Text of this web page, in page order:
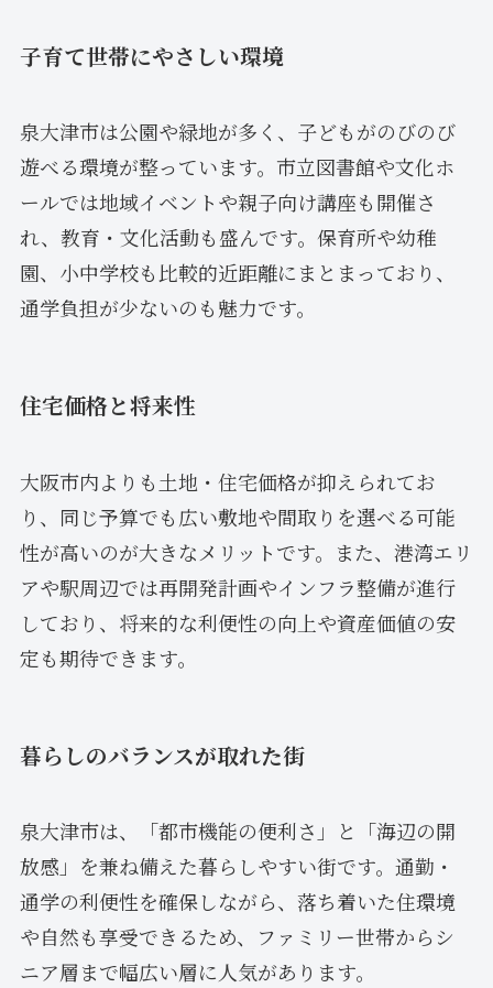
子育て世帯にやさしい環境
泉大津市は公園や緑地が多く、子どもがのびのび
遊べる環境が整っています。市立図書館や文化ホ
ールでは地域イベントや親子向け講座も開催さ
れ、教育・文化活動も盛んです。保育所や幼稚
園、小中学校も比較的近距離にまとまっており、
通学負担が少ないのも魅力です。
住宅価格と将来性
大阪市内よりも土地・住宅価格が抑えられてお
り、同じ予算でも広い敷地や間取りを選べる可能
性が高いのが大きなメリットです。また、港湾エリ
アや駅周辺では再開発計画やインフラ整備が進行
しており、将来的な利便性の向上や資産価値の安
定も期待できます。
暮らしのバランスが取れた街
泉大津市は、「都市機能の便利さ」と「海辺の開
放感」を兼ね備えた暮らしやすい街です。通勤・
通学の利便性を確保しながら、落ち着いた住環境
や自然も享受できるため、ファミリー世帯からシ
ニア層まで幅広い層に人気があります。